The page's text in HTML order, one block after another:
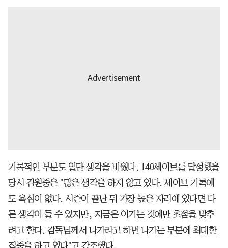
기록적인 부분도 일단 생각을 비웠다. 140세이브를 달성했을
당시 김원중은 "많은 생각을 하지 않고 있다. 세이브 기록에
도 욕심이 없다. 시즌이 끝난 뒤 가장 높은 자리에 있다면 다
른 생각이 들 수 있지만, 지금은 이기는 것에만 초점을 맞추
려고 한다. 감독님께서 나가라고 하면 나가는 부분에 최대한
집중을 하고 있다"고 강조했다.